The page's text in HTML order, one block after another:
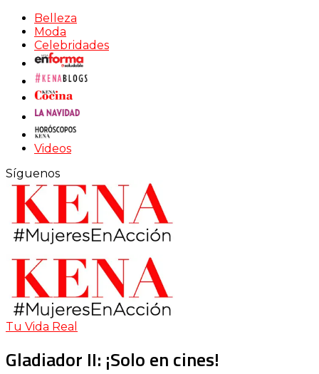
Belleza
Moda
Celebridades
Videos
Síguenos
Tu Vida Real
Gladiador II: ¡Solo en cines!